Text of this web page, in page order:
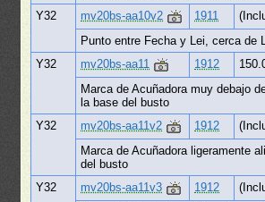
Y32
mv20bs-aa10v2 1911
Punto entre Fecha y Lei, cerca de
Y32
mv20bs-aa11 1912
Marca de Acuñadora muy debajo
la base del busto
Y32
mv20bs-aa11v2 1912
Marca de Acuñadora ligeramente
del busto
Y32
mv20bs-aa11v3 1912